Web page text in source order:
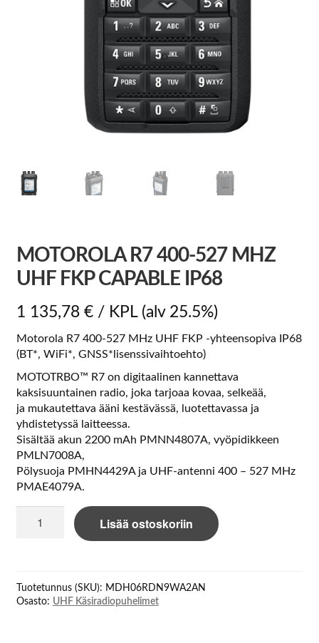
MOTOROLA R7 400-527 MHZ
UHF FKP CAPABLE IP68
1 135,78 €/ KPL (alv 25.5%)
Motorola R7 400-527 MHz UHF FKP -yhteensopiva IP68
(BT*, WiFi*, GNSS*lisenssivaihtoehto)
MOTOTRBO™ R7 on digitaalinen kannettava
kaksisuuntainen radio, joka tarjoaa kovaa, selkeää,
ja mukautettava ääni kestävässä, luotettavassa ja
yhdistetyssä laitteessa.
Sisältää akun 2200 mAh PMNN4807A, vyöpidikkeen
PMLN7008A,
Pölysuoja PMHN4429A ja UHF-antenni 400 – 527 MHz
PMAE4079A.
UHF
FKP
Lisää ostoskoriin
Tuotetunnus (SKU): MDH06RDN9WA2AN
Osasto: UHF Käsiradiopuhelimet